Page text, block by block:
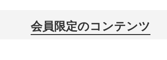
会員限定のコンテンツ